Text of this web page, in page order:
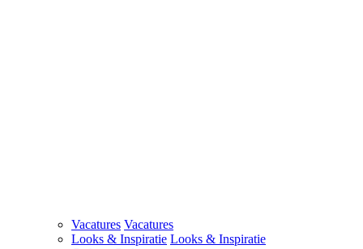
Vacatures Vacatures
Looks & Inspiratie Looks & Inspiratie